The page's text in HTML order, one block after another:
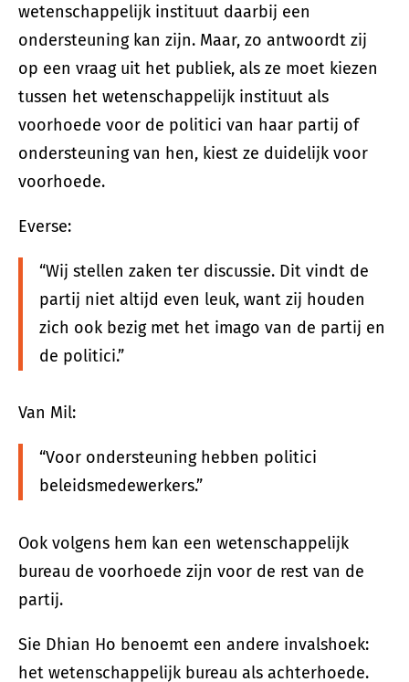
wetenschappelijk instituut daarbij een
ondersteuning kan zijn. Maar, zo antwoordt zij
op een vraag uit het publiek, als ze moet kiezen
tussen het wetenschappelijk instituut als
voorhoede voor de politici van haar partij of
ondersteuning van hen, kiest ze duidelijk voor
voorhoede.
Everse:
“Wij stellen zaken ter discussie. Dit vindt de
partij niet altijd even leuk, want zij houden
zich ook bezig met het imago van de partij en
de politici.”
Van Mil:
“Voor ondersteuning hebben politici
beleidsmedewerkers.”
Ook volgens hem kan een wetenschappelijk
bureau de voorhoede zijn voor de rest van de
partij.
Sie Dhian Ho benoemt een andere invalshoek:
het wetenschappelijk bureau als achterhoede.